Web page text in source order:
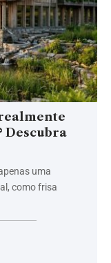
Descubra
uma
como frisa